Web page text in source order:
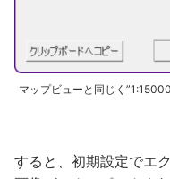
マップビューと同じく
すると、初期設定でエ